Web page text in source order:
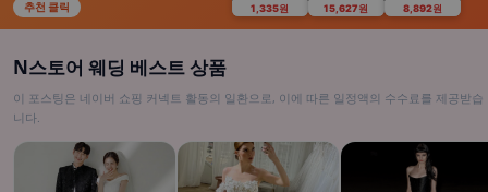
추천 클릭 1,335원 15,627원 8,892원
N스토어 웨딩 베스트 상품
이 포스팅은 네이버 쇼핑 커넥트 활동의 일환으로, 이에 따른 일정액의 수수료를 제공받습
니다.